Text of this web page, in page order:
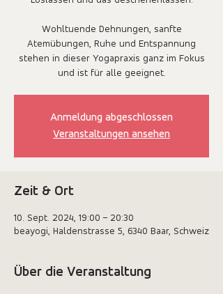
Wohltuende Dehnungen, sanfte
Atemübungen, Ruhe und Entspannung
stehen in dieser Yogapraxis ganz im Fokus
und ist für alle geeignet.
Anmeldung abgeschlossen
Veranstaltungen ansehen
Zeit & Ort
10. Sept. 2024, 19:00 – 20:30
beayogi, Haldenstrasse 5, 6340 Baar, Schweiz
Über die Veranstaltung